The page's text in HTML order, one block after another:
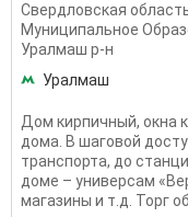
Свердловская
Муниципальное
Уралмаш р-н
Уралмаш
Дом кирпичный, окна
дома. В шаговой
транспорта, до
доме – универсам
магазины и т.д. Торг